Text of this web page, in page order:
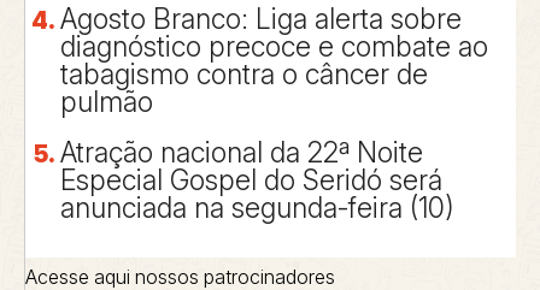
Agosto Branco: Liga alerta sobre
diagnóstico precoce e combate ao
tabagismo contra o câncer de
pulmão
Atração nacional da 22ª Noite
Especial Gospel do Seridó será
anunciada na segunda-feira (10)
Acesse aqui nossos patrocinadores